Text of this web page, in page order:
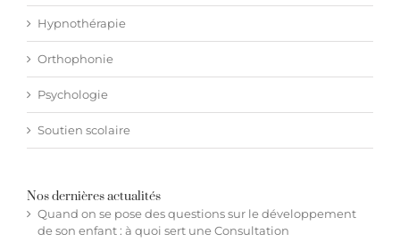
Hypnothérapie
Orthophonie
Psychologie
Soutien scolaire
Nos dernières actualités
Quand on se pose des questions sur le développement
de son enfant : à quoi sert une Consultation